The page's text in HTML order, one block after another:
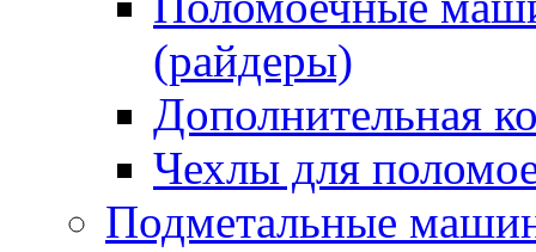
(райдеры)
Дополнительная
Чехлы для
Подметальные